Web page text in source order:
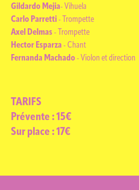
Gildardo Mejia- Vihuela
Carlo Parretti- Trompette
Axel Delmas - Trompette
Hector Esparza - Chant
Fernanda Machado- Violon et direction
TARIFS
Prévente : 15€
Sur place : 17€